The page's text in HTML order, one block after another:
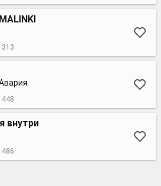
313
448
внутри
486